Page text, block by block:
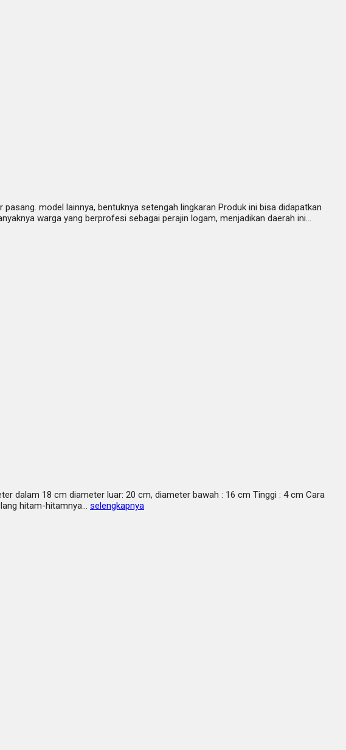
model lainnya, bentuknya setengah lingkaran Produk ini bisa didapatkan
warga yang berprofesi sebagai perajin logam, menjadikan daerah ini…
dalam 18 cm diameter luar: 20 cm, diameter bawah : 16 cm Tinggi : 4 cm Cara
hitam-hitamnya… selengkapnya